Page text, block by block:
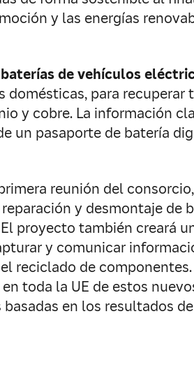
y las energías
baterías de vehículos
para
y cobre. La información
un pasaporte de batería
reunión del
y desmontaje de
proyecto también creará
y comunicar
reciclado de
toda la UE de estos
en los resultados